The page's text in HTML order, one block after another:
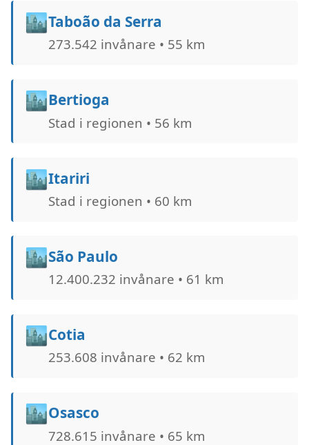
🏙️Taboão da Serra
273.542 invånare • 55 km
🏙️Bertioga
Stad i regionen • 56 km
🏙️Itariri
Stad i regionen • 60 km
🏙️São Paulo
12.400.232 invånare • 61 km
🏙️Cotia
253.608 invånare • 62 km
🏙️Osasco
728.615 invånare • 65 km